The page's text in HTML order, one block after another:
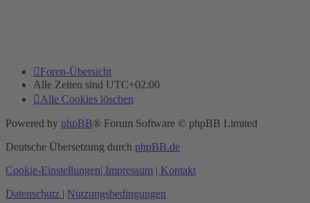
Foren-Übersicht
Alle Zeiten sind UTC+02:00
Alle Cookies löschen
Powered by phpBB® Forum Software © phpBB Limited
Deutsche Übersetzung durch phpBB.de
Cookie-Einstellungen| Impressum | Kontakt
Datenschutz | Nutzungsbedingungen